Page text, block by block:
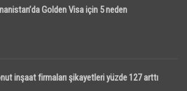
Golden Visa için 5 neden
inşaat firmaları şikayetleri yüzde 127 arttı